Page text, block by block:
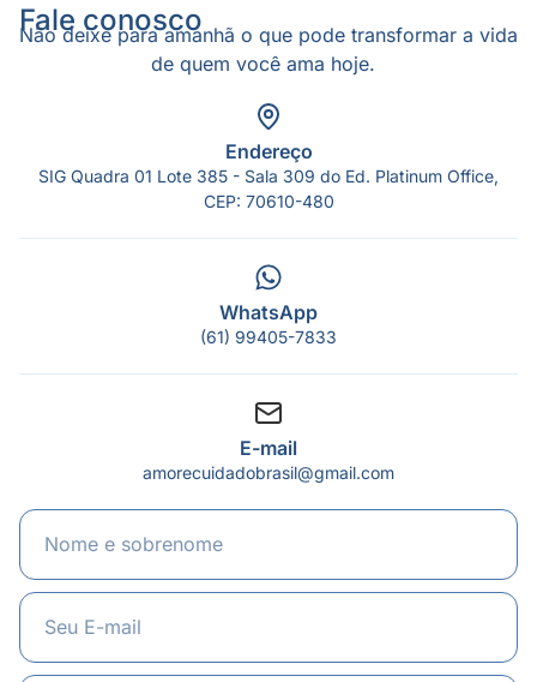
Fale conosco
Não deixe para amanhã o que pode transformar a vida
de quem você ama hoje.
Endereço
SIG Quadra 01 Lote 385 - Sala 309 do Ed. Platinum Office,
CEP: 70610-480
WhatsApp
(61) 99405-7833
E-mail
amorecuidadobrasil@gmail.com